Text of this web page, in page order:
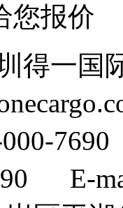
您报价
得一国
000-
E-